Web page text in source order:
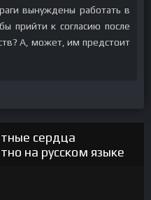
вынуждены работать в
прийти к согласию после
А, может, им предстоит
сердца
на русском языке